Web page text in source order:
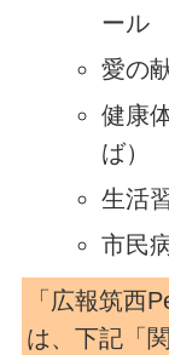
ール
愛の
健康
ば）
生活
市民
「広報筑西
は、下記「